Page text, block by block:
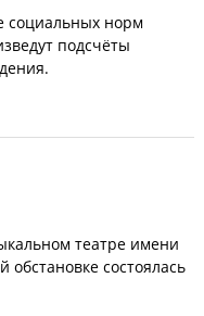
социальных норм
подсчёты
театре имени
состоялась